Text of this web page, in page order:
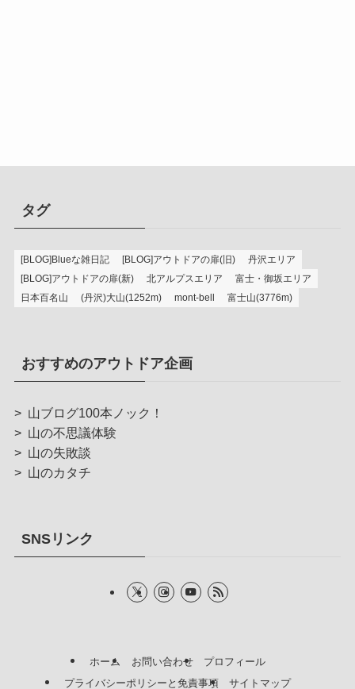
タグ
[BLOG]Blueな雑日記 [BLOG]アウトドアの扉(旧)
丹沢エリア
[BLOG]アウトドアの扉(新)
北アルプスエリア
富士・御坂エリア
日本百名山
(丹沢)大山(1252m) mont-bell 富士山(3776m)
おすすめのアウトドア企画
> 山ブログ100本ノック！
> 山の不思議体験
> 山の失敗談
> 山のカタチ
SNSリンク
ホーム お問い合わせ
プロフィール
プライバシーポリシーと免責事項
サイトマップ